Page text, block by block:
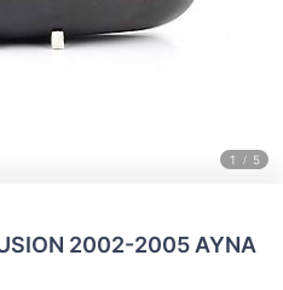
2002-2005 AYNA